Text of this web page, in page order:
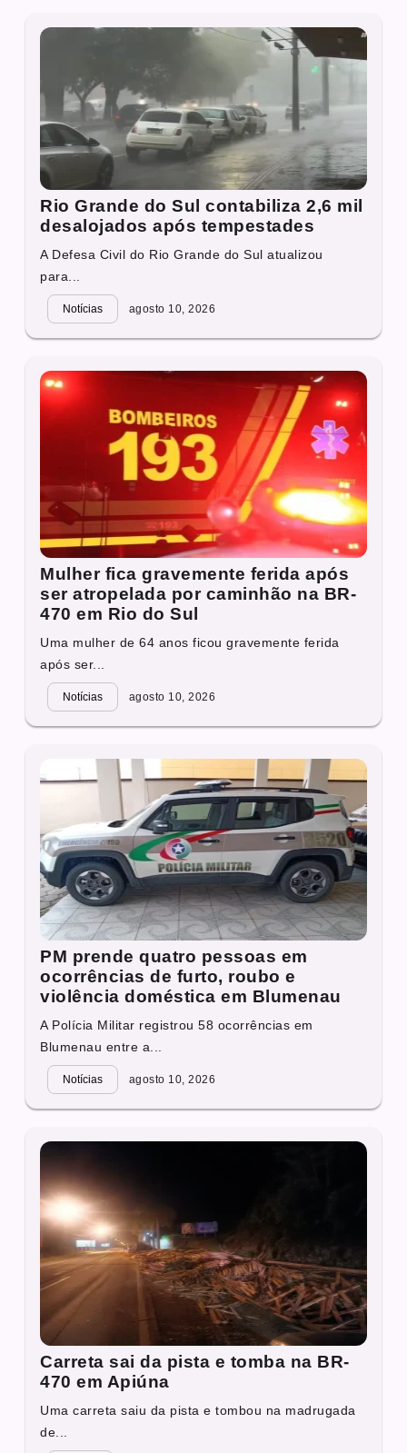
Rio Grande do Sul contabiliza 2,6 mil
desalojados após tempestades
A Defesa Civil do Rio Grande do Sul atualizou
para...
Notícias agosto 10, 2026
Mulher fica gravemente ferida após
ser atropelada por caminhão na BR-
470 em Rio do Sul
Uma mulher de 64 anos ficou gravemente ferida
após ser...
Notícias agosto 10, 2026
PM prende quatro pessoas em
ocorrências de furto, roubo e
violência doméstica em Blumenau
A Polícia Militar registrou 58 ocorrências em
Blumenau entre a...
Notícias agosto 10, 2026
Carreta sai da pista e tomba na BR-
470 em Apiúna
Uma carreta saiu da pista e tombou na madrugada
de...